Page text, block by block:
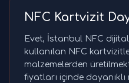
NFC Kartvizit
Evet, İstanbul NFC
kullanılan NFC
malzemelerden
fiyatları içinde